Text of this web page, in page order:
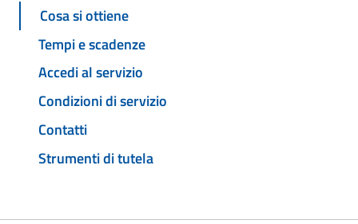
Cosa si ottiene
Tempi e scadenze
Accedi al servizio
Condizioni di servizio
Contatti
Strumenti di tutela